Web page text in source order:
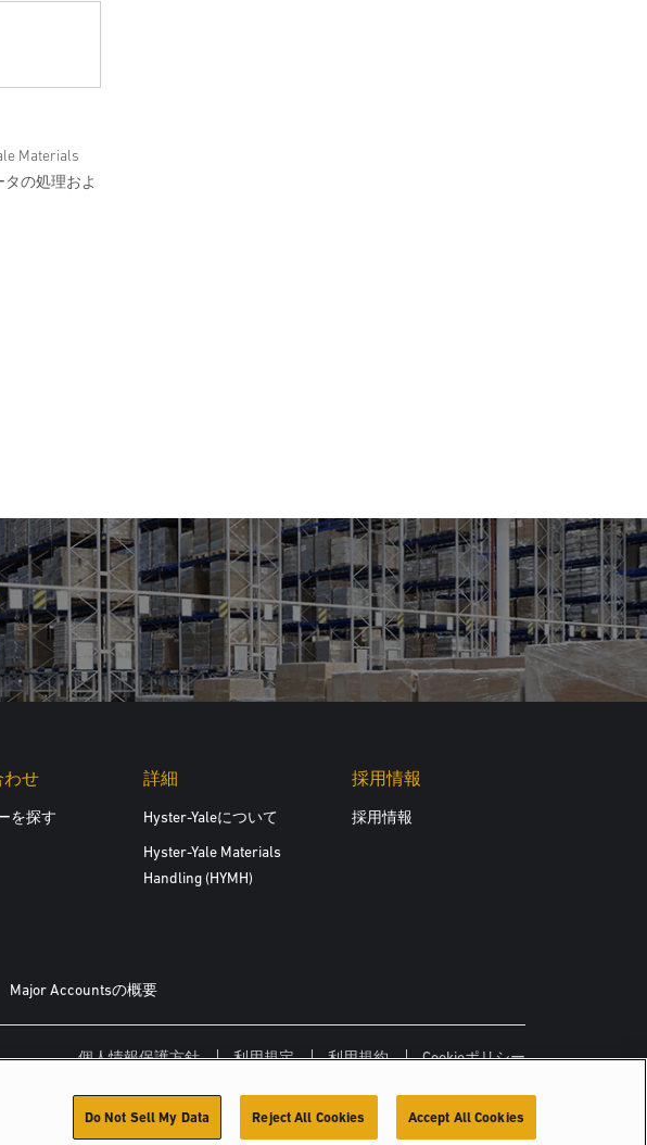
Materials
の処理およ
わせ
を探す
詳細
Hyster-Yaleについて
Hyster-Yale Materials
Handling (HYMH)
採用情報
採用情報
Major Accountsの概要
個人情報保護方針 利用規定 利用規約 Cookieポリシー
Do Not Sell My Data Reject All Cookies Accept All Cookies